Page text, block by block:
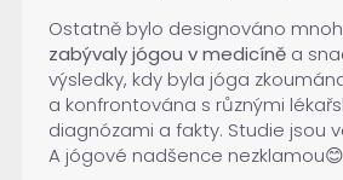
Ostatně bylo designováno
zabývaly jógou v medicíně a
výsledky, kdy byla jóga
a konfrontována s různými
diagnózami a fakty. Studie jsou
A jógové nadšence nezklamou😊